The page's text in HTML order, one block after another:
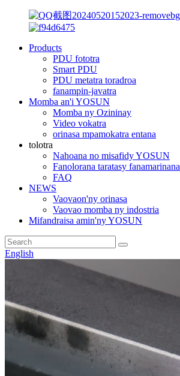
Products
PDU fototra
Smart PDU
PDU metatra toradroa
fanampin-javatra
Momba an'i YOSUN
Momba ny Ozininay
Video vokatra
orinasa mpamokatra entana
tolotra
Nahoana no misafidy YOSUN
Fanolorana taratasy fanamarinana
FAQ
NEWS
Vaovaon'ny orinasa
Vaovao momba ny indostria
Mifandraisa amin'ny YOSUN
English